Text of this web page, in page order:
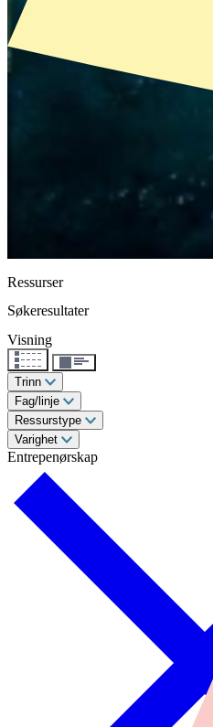
Ressurser
Søkeresultater
Visning
Trinn
Fag/linje
Ressurstype
Varighet
Entrepenørskap